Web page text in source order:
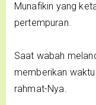
Munafikin yang
pertempuran.
Saat wabah
memberikan
rahmat-Nya.